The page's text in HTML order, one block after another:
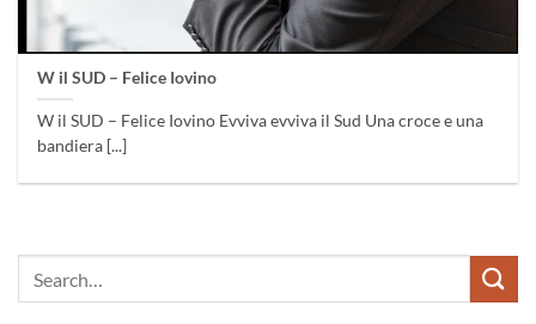
W il SUD – Felice Iovino
W il SUD – Felice Iovino Evviva evviva il Sud Una croce e una
bandiera [...]